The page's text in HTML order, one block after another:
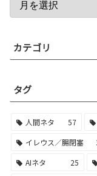
カテゴリ
タグ
人間ネタ 57
イレウス／腸閉塞
AIネタ
25